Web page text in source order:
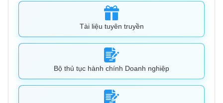
Tài liệu tuyên truyền
Bộ thủ tục hành chính Doanh nghiệp